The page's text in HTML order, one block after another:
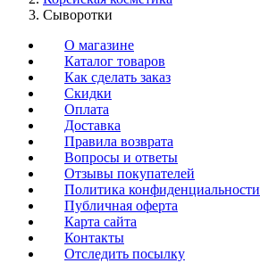
Сыворотки
О магазине
Каталог товаров
Как сделать заказ
Скидки
Оплата
Доставка
Правила возврата
Вопросы и ответы
Отзывы покупателей
Политика конфиденциальности
Публичная оферта
Карта сайта
Контакты
Отследить посылку